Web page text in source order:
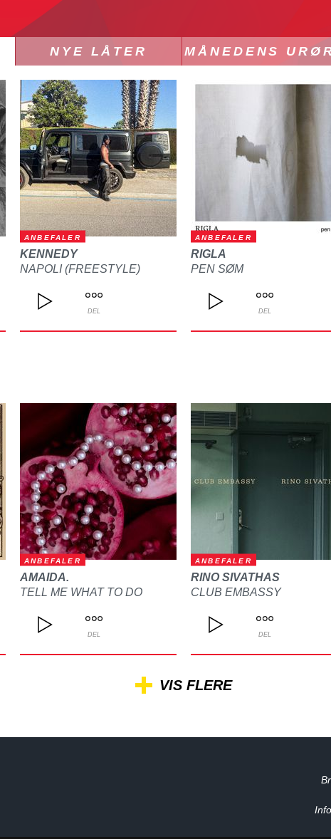
NYE LÅTER MÅNEDENS
ANBEFALER
KENNEDY
NAPOLI (FREESTYLE)
DEL
ANBEFALER
RIGLA
PEN SØM
DEL
ANBEFALER
AMAIDA.
TELL ME WHAT TO DO
DEL
ANBEFALER
RINO SIVATHAS
CLUB EMBASSY
DEL
VIS FLERE